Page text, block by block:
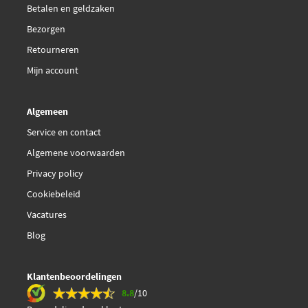
Fram CF10204-2
Hengst Filter E2943LI
J1340840
Hifi Filter SC 4056 KIT
Kavo Parts FCA-10183
Kolbenschmidt 50014201
Betalen en geldzaken
Bezorgen
Retourneren
Mijn account
Algemeen
Service en contact
Algemene voorwaarden
Privacy policy
Cookiebeleid
Vacatures
Blog
Klantenbeoordelingen
8.8/10